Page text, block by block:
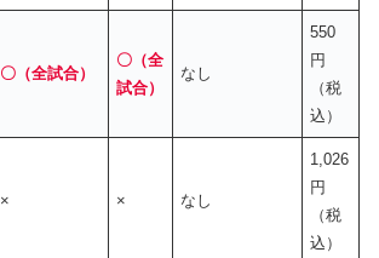
〇（全試合）
〇（全
試合）
なし
550
円
（税
込）
× × なし
1,026
円
（税
込）